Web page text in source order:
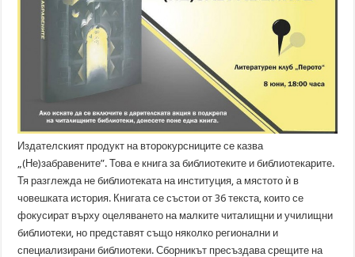
Издателският продукт на второкурсниците се казва
„(Не)забравените”. Това е книга за библиотеките и библиотекарите.
Тя разглежда не библиотеката на институция, а мястото ѝ в
човешката история. Книгата се състои от 36 текста, които се
фокусират върху оцеляването на малките читалищни и училищни
библиотеки, но представят също няколко регионални и
специализирани библиотеки. Сборникът пресъздава срещите на